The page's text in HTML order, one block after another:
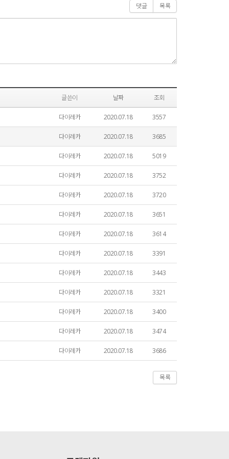
댓글 목록
글쓴이 날짜 조회
다이레카 2020.07.18 3557
다이레카 2020.07.18 3685
다이레카 2020.07.18 5019
다이레카 2020.07.18 3752
다이레카 2020.07.18 3720
다이레카 2020.07.18 3651
다이레카 2020.07.18 3614
다이레카 2020.07.18 3391
다이레카 2020.07.18 3443
다이레카 2020.07.18 3321
다이레카 2020.07.18 3400
다이레카 2020.07.18 3474
다이레카 2020.07.18 3686
목록